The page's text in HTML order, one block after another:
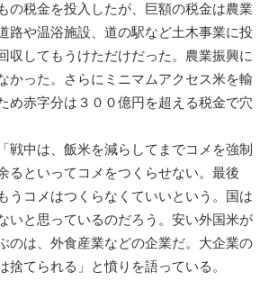
の税金を投入したが、巨額の税金は農業
路や温浴施設、道の駅など土木事業に投
収してもうけただけだった。農業振興に
かった。さらにミニマムアクセス米を輸
め赤字分は３００億円を超える税金で穴
中は、飯米を減らしてまでコメを強制
るといってコメをつくらせない。最後
うコメはつくらなくていいという。国は
いと思っているのだろう。安い外国米が
のは、外食産業などの企業だ。大企業の
捨てられる」と憤りを語っている。